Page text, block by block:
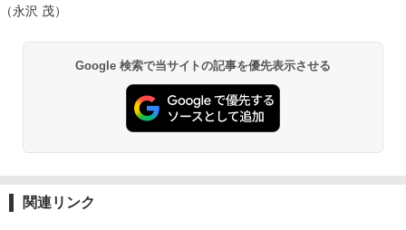
（永沢 茂）
Google 検索で当サイトの記事を優先表示させる
関連リンク